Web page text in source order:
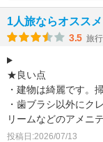
1人旅ならオススメ
3.5 旅
★良い点
・建物は綺麗です。
・歯ブラシ以外にク
リームなどのアメニ
ます。
投稿日:2026/07/13